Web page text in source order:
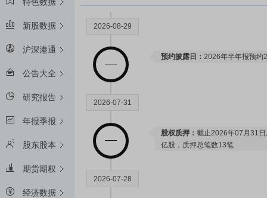
特色数据
新股数据
沪深港通
公告大全
研究报告
年报季报
股东股本
期货期权
经济数据
2026-08-29
预约披露日： 2026年半年报预约
2026-07-31
股权质押： 截止2026年07月31
亿股，质押总笔数13笔
2026-07-28